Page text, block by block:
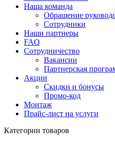
Наша команда
Обращение
Сотрудники
Наши партнеры
FAQ
Сотрудничество
Вакансии
Партнерская
Акции
Скидки и бонусы
Промо-код
Монтаж
Прайс-лист на услуги
Категории товаров